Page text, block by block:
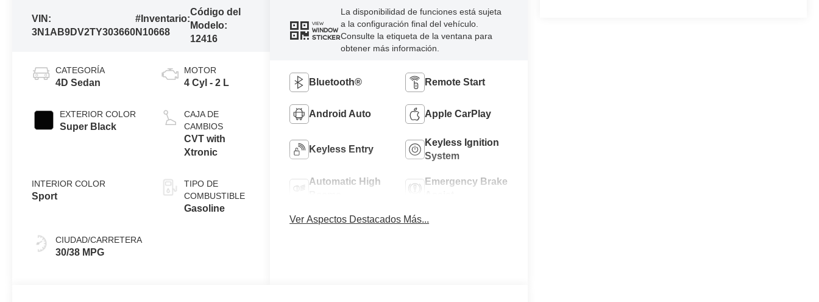
VIN:
3N1AB9DV2TY303660
#Inventario:
N10668
Código del
Modelo:
12416
CATEGORÍA
4D Sedan
EXTERIOR COLOR
Super Black
INTERIOR COLOR
Sport
CIUDAD/CARRETERA
30/38 MPG
MOTOR
4 Cyl - 2 L
CAJA DE
CAMBIOS
CVT with
Xtronic
TIPO DE
COMBUSTIBLE
Gasoline
VIEW
WINDOW
STICKER
La disponibilidad de funciones está sujeta
a la configuración final del vehículo.
Consulte la etiqueta de la ventana para
obtener más información.
Bluetooth® Remote Start
Android Auto Apple CarPlay
Keyless Entry
Keyless Ignition
System
Automatic High
Emergency Brake
Ver Aspectos Destacados Más...